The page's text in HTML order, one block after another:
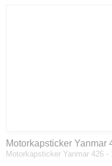
Motorkapsticker Yanmar
Motorkapsticker Yanmar 426